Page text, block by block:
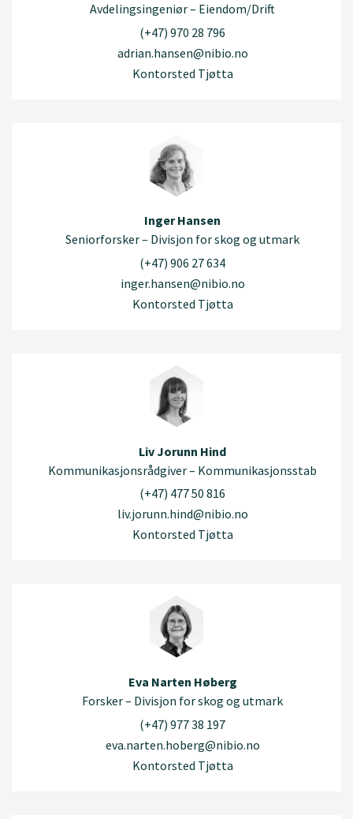
Avdelingsingeniør – Eiendom/Drift
(+47) 970 28 796
adrian.hansen@nibio.no
Kontorsted Tjøtta
Inger Hansen
Seniorforsker – Divisjon for skog og utmark
(+47) 906 27 634
inger.hansen@nibio.no
Kontorsted Tjøtta
Liv Jorunn Hind
Kommunikasjonsrådgiver – Kommunikasjonsstab
(+47) 477 50 816
liv.jorunn.hind@nibio.no
Kontorsted Tjøtta
Eva Narten Høberg
Forsker – Divisjon for skog og utmark
(+47) 977 38 197
eva.narten.hoberg@nibio.no
Kontorsted Tjøtta